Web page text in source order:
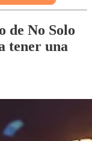
de No Solo
tener una